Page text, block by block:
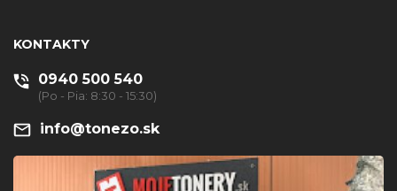
KONTAKTY
0940 500 540
(Po - Pia: 8:30 - 15:30)
info@tonezo.sk